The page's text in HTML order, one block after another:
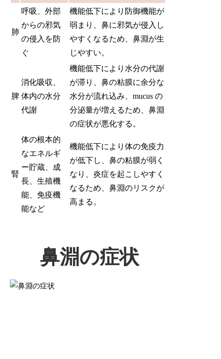
肺
呼吸、外部
からの邪気
の侵入を防
ぐ
機能低下により防御機能が
弱まり、鼻に邪気が侵入し
やすくなるため、鼻淵が生
じやすい。
脾
消化吸収、
体内の水分
代謝
機能低下により水分の代謝
が滞り、鼻の粘膜に余分な
水分が流れ込み、mucus の
分泌量が増えるため、鼻淵
の症状が悪化する。
腎
体の根本的
なエネルギ
ー貯蔵、成
長、生殖機
能、免疫機
能など
機能低下により体の免疫力
が低下し、鼻の粘膜が弱く
なり、炎症を起こしやすく
なるため、鼻淵のリスクが
高まる。
鼻淵の症状